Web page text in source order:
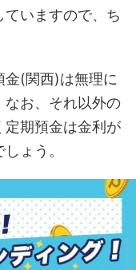
いますので、ち
金(関西)は無理に
なお、それ以外の
定期預金は金利が
ょう。